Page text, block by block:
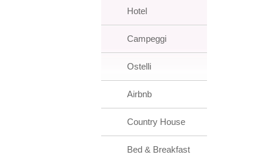
Hotel
Campeggi
Ostelli
Airbnb
Country House
Bed & Breakfast